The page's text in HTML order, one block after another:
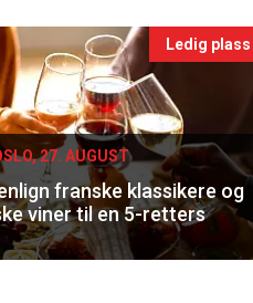
Ledig plass
27. AUGUST
franske klassikere og
viner til en 5-retters